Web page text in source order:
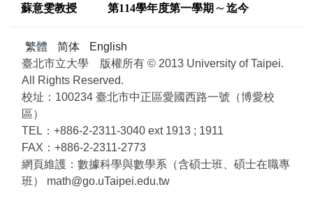
蘇意雯教授 第114學年度第一學期 ～ 迄今
繁體 简体
English
臺北市立大學 版權所有 © 2013 University of Taipei.
All Rights Reserved.
校址：100234 臺北市中正區愛國西路一號（博愛校
區）
TEL：+886-2-2311-3040 ext 1913 ; 1911
FAX：+886-2-2311-2773
網頁維護：數據科學與數學系（含碩士班、碩士在職專
班） math@go.uTaipei.edu.tw